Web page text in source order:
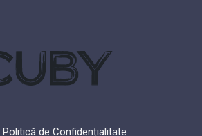
Politică de Confidențialitate